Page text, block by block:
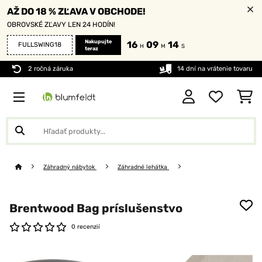
AŽ DO 18 % ZĽAVA V OBCHODE!
OBROVSKÉ ZĽAVY LEN 24 HODÍN!
FULLSWING18
Nakupujte
teraz
16 H 09 M 14 S
2 ročná záruka 14 dní na vrátenie tovaru
Záhradný nábytok Záhradné lehátka
Brentwood Bag príslušenstvo
0 recenzií